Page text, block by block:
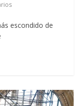
escondido de